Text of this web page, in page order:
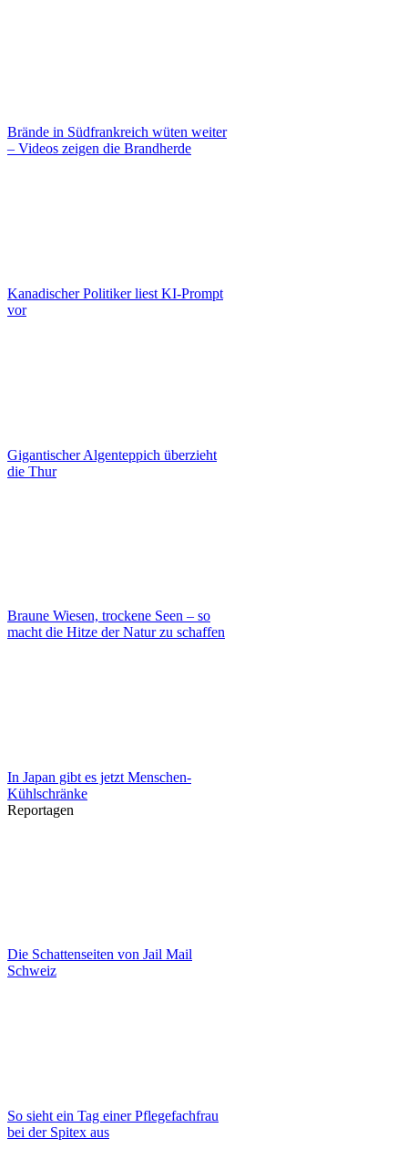
Brände in Südfrankreich wüten weiter
– Videos zeigen die Brandherde
Kanadischer Politiker liest KI-Prompt
vor
Gigantischer Algenteppich überzieht
die Thur
Braune Wiesen, trockene Seen – so
macht die Hitze der Natur zu schaffen
In Japan gibt es jetzt Menschen-
Kühlschränke
Reportagen
Die Schattenseiten von Jail Mail
Schweiz
So sieht ein Tag einer Pflegefachfrau
bei der Spitex aus